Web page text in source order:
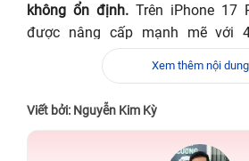
không ổn định. Trên iPhone 17
được nâng cấp mạnh mẽ với
(24mm, khẩu độ ƒ/1.78), 48MP
(13mm, khẩu độ ƒ/2.2) và
(100mm khẩu độ ƒ/2.8), hỗ trợ
dịch chuyển cảm biến thế hệ mới,
quay video ProRes. Vì vậy, bất
Xem thêm nội dung
Viết bởi: Nguyễn Kim Kỳ